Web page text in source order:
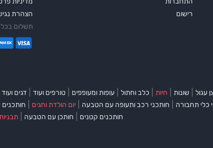
רישום
הצהרת
תשלום בכל
עגול שונות חיות כלב וחתול עופות ומעופפים טורפים ועוד דגים ועוד
כלי תחבורה חותכני רכב ותעופה עם הטבעה יום הולדת וחגים
חותכנים קטנים חותכן עם הטבעה